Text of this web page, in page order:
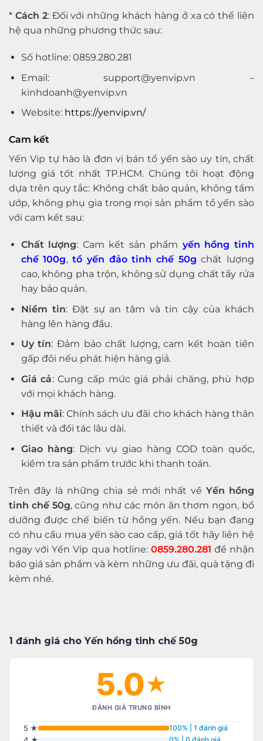
* Cách 2: Đối với những khách hàng ở xa có thể liên
hệ qua những phương thức sau:
Số hotline: 0859.280.281
Email: support@yenvip.vn –
kinhdoanh@yenvip.vn
Website: https://yenvip.vn/
Cam kết
Yến Vip tự hào là đơn vị bán tổ yến sào uy tín, chất
lượng giá tốt nhất TP.HCM. Chúng tôi hoạt động
dựa trên quy tắc: Không chất bảo quản, không tẩm
ướp, không phụ gia trong mọi sản phẩm tổ yến sào
với cam kết sau:
Chất lượng: Cam kết sản phẩm yến hồng tinh
chế 100g,tổ yến đảo tinh chế 50g chất lượng
cao, không pha trộn, không sử dụng chất tẩy rửa
hay bảo quản.
Niềm tin: Đặt sự an tâm và tin cậy của khách
hàng lên hàng đầu.
Uy tín: Đảm bảo chất lượng, cam kết hoàn tiền
gấp đôi nếu phát hiện hàng giả.
Giá cả: Cung cấp mức giá phải chăng, phù hợp
với mọi khách hàng.
Hậu mãi: Chính sách ưu đãi cho khách hàng thân
thiết và đối tác lâu dài.
Giao hàng: Dịch vụ giao hàng COD toàn quốc,
kiểm tra sản phẩm trước khi thanh toán.
Trên đây là những chia sẻ mới nhất về Yến hồng
tinh chế 50g, cũng như các món ăn thơm ngon, bổ
dưỡng được chế biến từ hồng yến. Nếu bạn đang
có nhu cầu mua yến sào cao cấp, giá tốt hãy liên hệ
ngay với Yến Vip qua hotline: 0859.280.281 để nhận
báo giá sản phẩm và kèm những ưu đãi, quà tặng đi
kèm nhé.
1 đánh giá cho Yến hồng tinh chế 50g
5.0★
ĐÁNH GIÁ TRUNG BÌNH
5 ★ 100% | 1 đánh giá